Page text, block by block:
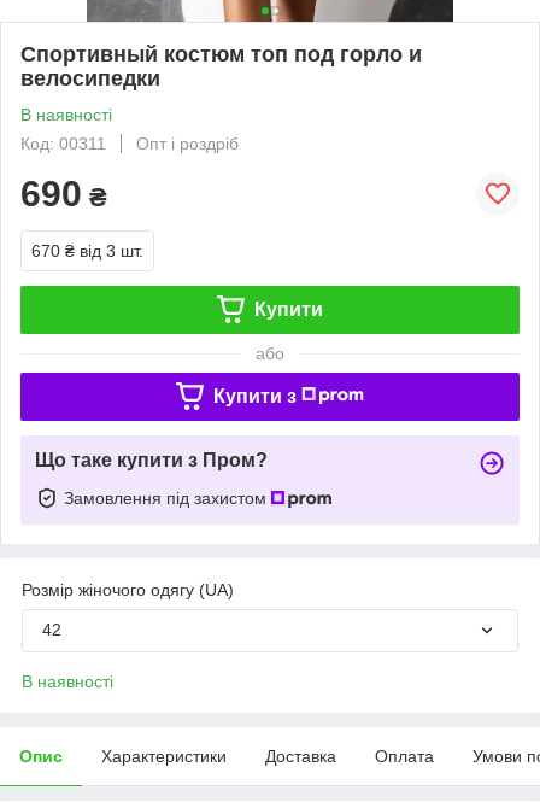
Спортивный костюм топ под горло и
велосипедки
В наявності
Код: 00311
Опт і роздріб
690 ₴
670 ₴ від 3 шт.
Купити
або
Купити з
Що таке купити з Пром?
Замовлення під захистом
Розмір жіночого одягу (UA)
42
В наявності
Опис Характеристики Доставка Оплата Умови